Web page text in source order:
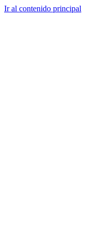
Ir al contenido principal